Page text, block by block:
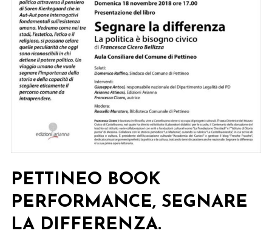
PETTINEO BOOK
PERFORMANCE, SEGNARE
LA DIFFERENZA.